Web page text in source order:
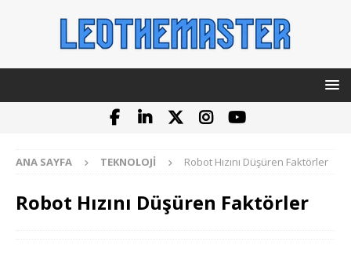
ANA SAYFA TEKNOLOJI Robot Hızını Düşüren Faktörler
Robot Hızını Düşüren Faktörler